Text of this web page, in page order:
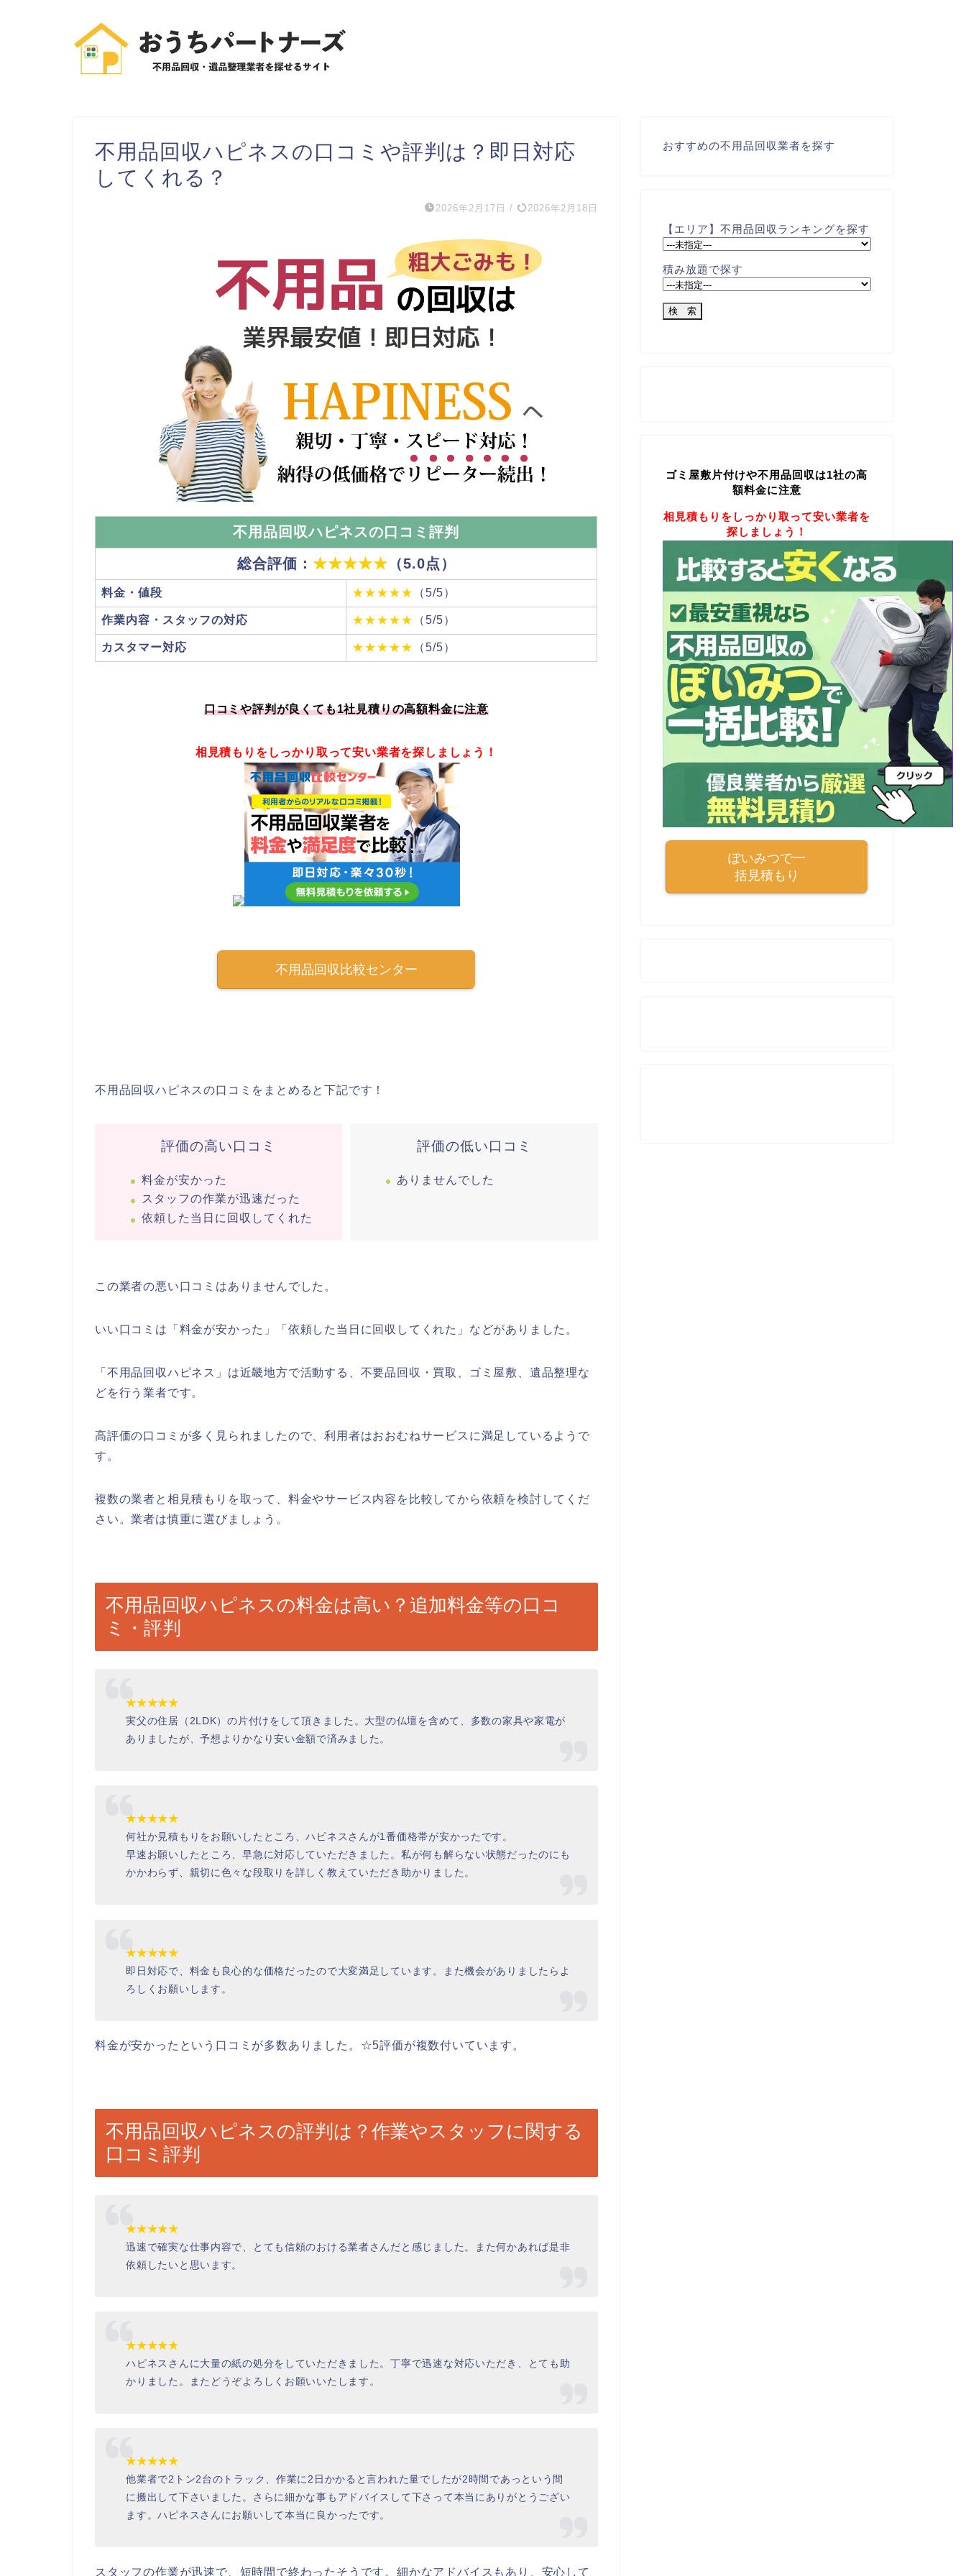
不用品回収ハピネスの口コミや評判は？即日対応
してくれる？
2026年2月17日 / 2026年2月18日
不用品回収ハピネスの口コミ評判
総合評価： ★★★★★ （5.0点）
料金・値段 ★★★★★ （5/5）
作業内容・スタッフの対応 ★★★★★ （5/5）
カスタマー対応 ★★★★★ （5/5）
口コミや評判が良くても1社見積りの高額料金に注意
相見積もりをしっかり取って安い業者を探しましょう！
不用品回収比較センター
不用品回収ハピネスの口コミをまとめると下記です！
評価の高い口コミ
料金が安かった
スタッフの作業が迅速だった
依頼した当日に回収してくれた
評価の低い口コミ
ありませんでした
この業者の悪い口コミはありませんでした。
いい口コミは「料金が安かった」「依頼した当日に回収してくれた」などがありました。
「不用品回収ハピネス」は近畿地方で活動する、不要品回収・買取、ゴミ屋敷、遺品整理な
どを行う業者です。
高評価の口コミが多く見られましたので、利用者はおおむねサービスに満足しているようで
す。
複数の業者と相見積もりを取って、料金やサービス内容を比較してから依頼を検討してくだ
さい。業者は慎重に選びましょう。
不用品回収ハピネスの料金は高い？追加料金等の口コ
ミ・評判
★★★★★
実父の住居（2LDK）の片付けをして頂きました。大型の仏壇を含めて、多数の家具や家電が
ありましたが、予想よりかなり安い金額で済みました。
★★★★★
何社か見積もりをお願いしたところ、ハピネスさんが1番価格帯が安かったです。
早速お願いしたところ、早急に対応していただきました。私が何も解らない状態だったのにも
かかわらず、親切に色々な段取りを詳しく教えていただき助かりました。
★★★★★
即日対応で、料金も良心的な価格だったので大変満足しています。また機会がありましたらよ
ろしくお願いします。
料金が安かったという口コミが多数ありました。☆5評価が複数付いています。
不用品回収ハピネスの評判は？作業やスタッフに関する
口コミ評判
★★★★★
迅速で確実な仕事内容で、とても信頼のおける業者さんだと感じました。また何かあれば是非
依頼したいと思います。
★★★★★
ハピネスさんに大量の紙の処分をしていただきました。丁寧で迅速な対応いただき、とても助
かりました。またどうぞよろしくお願いいたします。
★★★★★
他業者で2トン2台のトラック、作業に2日かかると言われた量でしたが2時間であっという間
に搬出して下さいました。さらに細かな事もアドバイスして下さって本当にありがとうござい
ます。ハピネスさんにお願いして本当に良かったです。
スタッフの作業が迅速で、短時間で終わったそうです。細かなアドバイスもあり、安心して
おすすめの不用品回収業者を探す
【エリア】不用品回収ランキングを探す
積み放題で探す
ゴミ屋敷片付けや不用品回収は1社の高
額料金に注意
相見積もりをしっかり取って安い業者を
探しましょう！
ぽいみつで一
括見積もり